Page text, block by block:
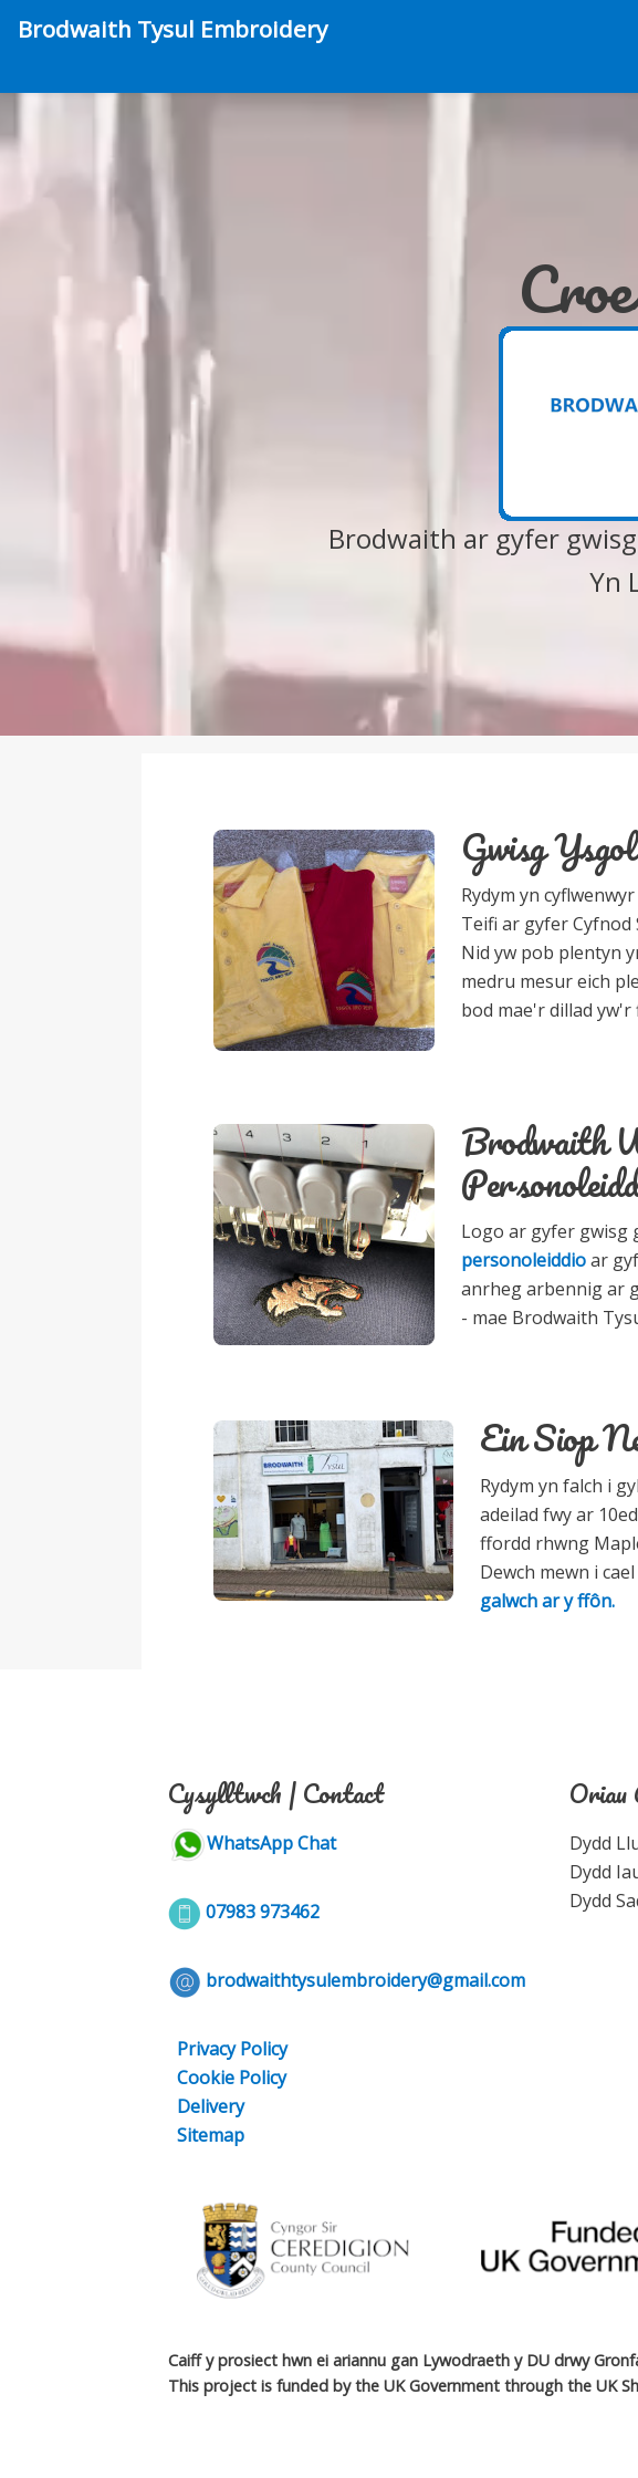
Brodwaith Tysul Embroidery
Brodwaith ar gyfer
Yn
Gwisg Ysgol
Rydym yn
Teifi ar gyfer Cyfnod
Nid yw pob plentyn
medru mesur eich
bod mae'r dillad
Brodwaith
Logo ar gyfer gwisg
personoleiddioar
anrheg arbennig ar
- mae Brodwaith
Ein Siop
Rydym yn falch i
adeilad fwy ar
ffordd rhwng
Dewch mewn i
galwch ar y ffôn.
Cysylltwch | Contact
WhatsApp Chat
07983 973462
brodwaithtysulembroidery@gmail.com
Privacy Policy
Cookie Policy
Delivery
Sitemap
Oriau
Dydd
Dydd
Dydd
Caiff y prosiect hwn ei ariannu gan Lywodraeth y DU drwy
This project is funded by the UK Government through the UK